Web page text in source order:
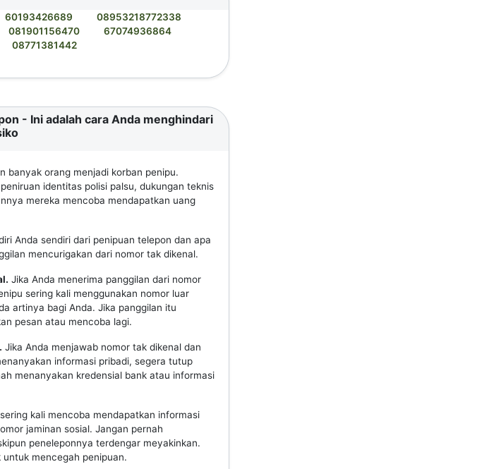
60193426689
08953218772338
081901156470
67074936864
08771381442
- Ini adalah cara Anda menghindari
banyak orang menjadi korban penipu.
identitas polisi palsu, dukungan teknis
mereka mencoba mendapatkan uang
Anda sendiri dari penipuan telepon dan apa
mencurigakan dari nomor tak dikenal.
Jika Anda menerima panggilan dari nomor
sering kali menggunakan nomor luar
artinya bagi Anda. Jika panggilan itu
pesan atau mencoba lagi.
Jika Anda menjawab nomor tak dikenal dan
informasi pribadi, segera tutup
menanyakan kredensial bank atau informasi
kali mencoba mendapatkan informasi
jaminan sosial. Jangan pernah
peneleponnya terdengar meyakinkan.
mencegah penipuan.